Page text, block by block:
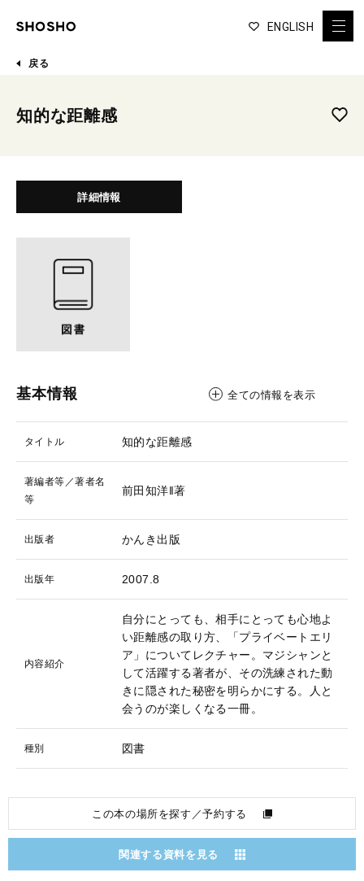
ENGLISH
戻る
知的な距離感
詳細情報
基本情報 全ての情報を表示
タイトル 知的な距離感
著編者等／著者名
等
前田知洋‖著
出版者 かんき出版
出版年 2007.8
内容紹介
自分にとっても、相手にとっても心地よ
い距離感の取り方、「プライベートエリ
ア」についてレクチャー。マジシャンと
して活躍する著者が、その洗練された動
きに隠された秘密を明らかにする。人と
会うのが楽しくなる一冊。
種別 図書
この本の場所を探す／予約する
関連する資料を見る